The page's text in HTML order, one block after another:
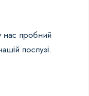
нас пробний
послузі.